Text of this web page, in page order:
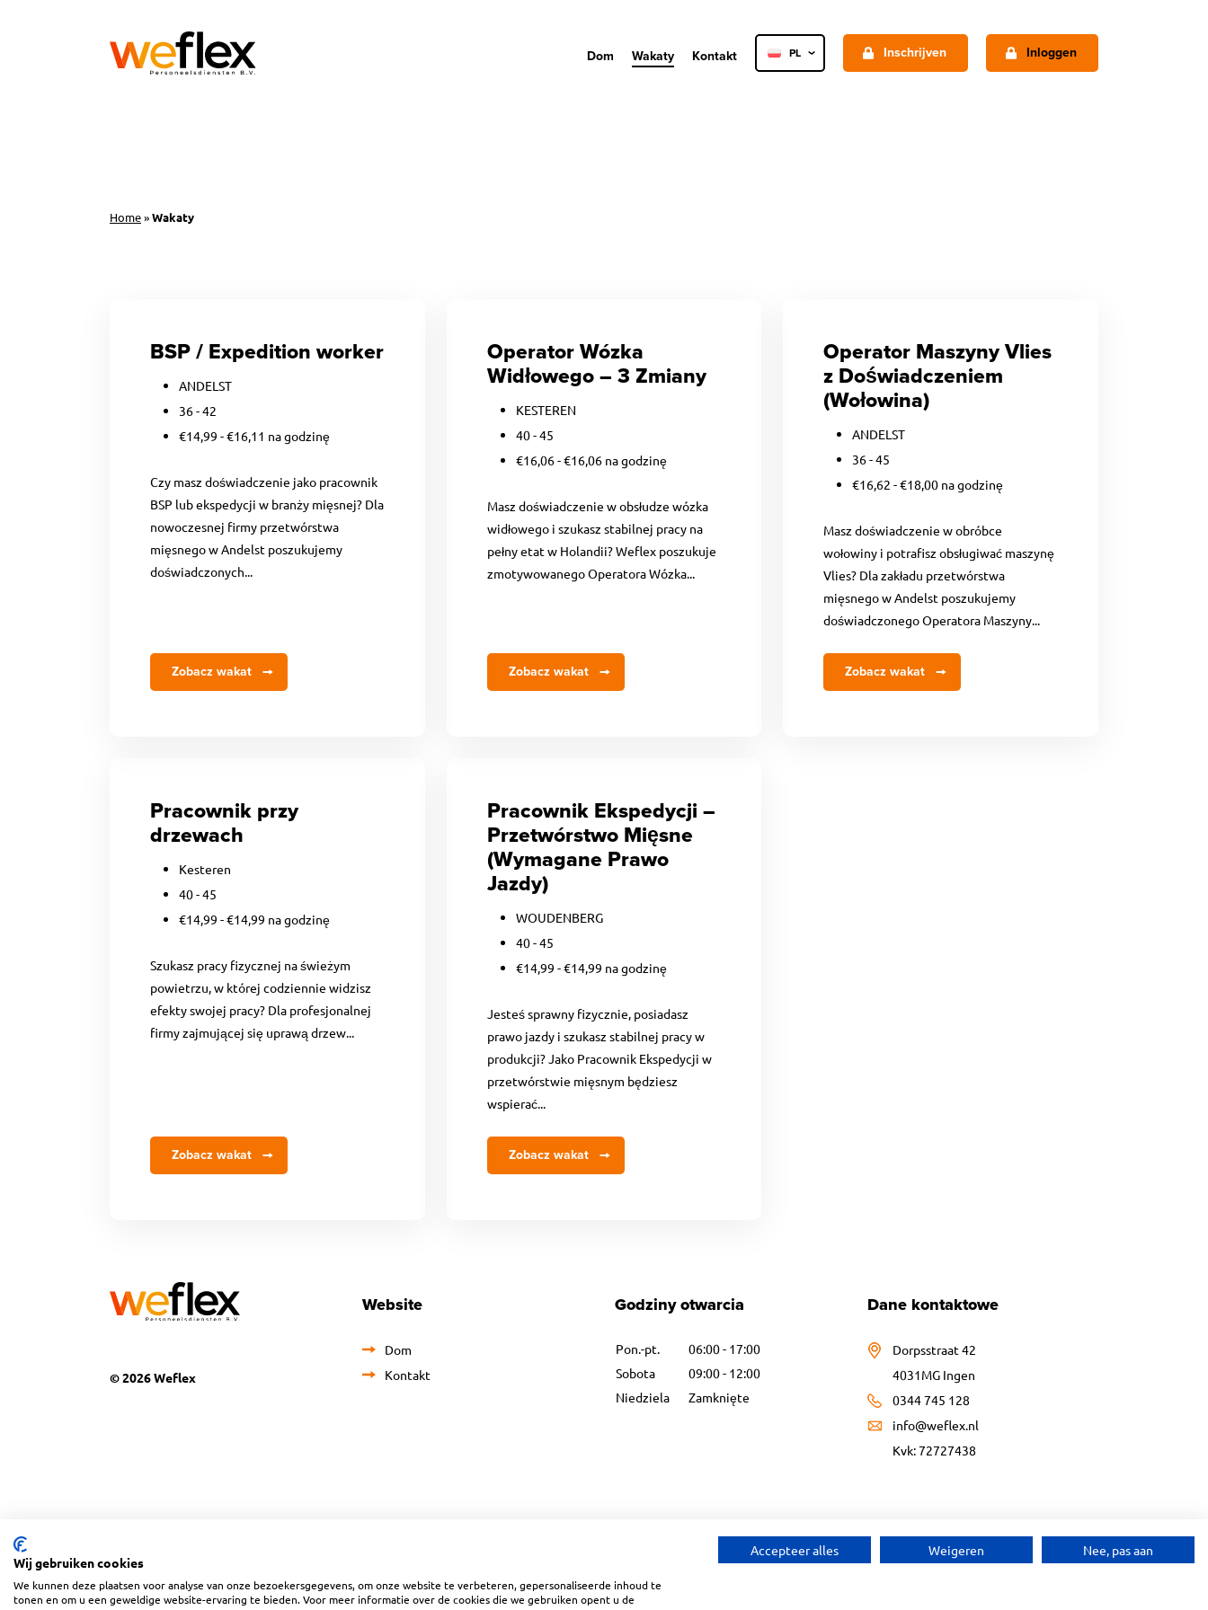
Dom Wakaty Kontakt
PL
Inschrijven Inloggen
Home»Wakaty
BSP / Expedition worker
ANDELST
36 - 42
€14,99 - €16,11 na godzinę
Czy masz doświadczenie jako pracownik
BSP lub ekspedycji w branży mięsnej? Dla
nowoczesnej firmy przetwórstwa
mięsnego w Andelst poszukujemy
doświadczonych...
Zobacz wakat
Operator Wózka
Widłowego – 3 Zmiany
KESTEREN
40 - 45
€16,06 - €16,06 na godzinę
Masz doświadczenie w obsłudze wózka
widłowego i szukasz stabilnej pracy na
pełny etat w Holandii? Weflex poszukuje
zmotywowanego Operatora Wózka...
Zobacz wakat
Operator Maszyny Vlies
z Doświadczeniem
(Wołowina)
ANDELST
36 - 45
€16,62 - €18,00 na godzinę
Masz doświadczenie w obróbce
wołowiny i potrafisz obsługiwać maszynę
Vlies? Dla zakładu przetwórstwa
mięsnego w Andelst poszukujemy
doświadczonego Operatora Maszyny...
Zobacz wakat
Pracownik przy
drzewach
Kesteren
40 - 45
€14,99 - €14,99 na godzinę
Szukasz pracy fizycznej na świeżym
powietrzu, w której codziennie widzisz
efekty swojej pracy? Dla profesjonalnej
firmy zajmującej się uprawą drzew...
Zobacz wakat
Pracownik Ekspedycji –
Przetwórstwo Mięsne
(Wymagane Prawo
Jazdy)
WOUDENBERG
40 - 45
€14,99 - €14,99 na godzinę
Jesteś sprawny fizycznie, posiadasz
prawo jazdy i szukasz stabilnej pracy w
produkcji? Jako Pracownik Ekspedycji w
przetwórstwie mięsnym będziesz
wspierać...
Zobacz wakat
© 2026 Weflex
Website
Dom
Kontakt
Godziny otwarcia
Pon.-pt.
06:00 - 17:00
Sobota
09:00 - 12:00
Niedziela
Zamknięte
Dane kontaktowe
Dorpsstraat 42
4031MG Ingen
0344 745 128
info@weflex.nl
Kvk: 72727438
Website ontwikkeld door:
Wij gebruiken cookies
We kunnen deze plaatsen voor analyse van onze bezoekersgegevens, om onze website te verbeteren, gepersonaliseerde inhoud te
tonen en om u een geweldige website-ervaring te bieden. Voor meer informatie over de cookies die we gebruiken opent u de
Accepteer alles Weigeren Nee, pas aan